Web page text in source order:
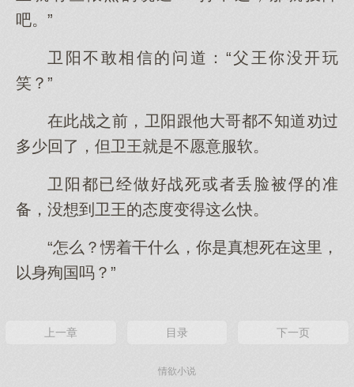
吧。”
卫阳不敢相信的问道：“父王你没开玩
笑？”
在此战之前，卫阳跟他大哥都不知道劝过
多少回了，但卫王就是不愿意服软。
卫阳都已经做好战死或者丢脸被俘的准
备，没想到卫王的态度变得这么快。
“怎么？愣着干什么，你是真想死在这里，
以身殉国吗？”
上一章 目录 下一页
情欲小说